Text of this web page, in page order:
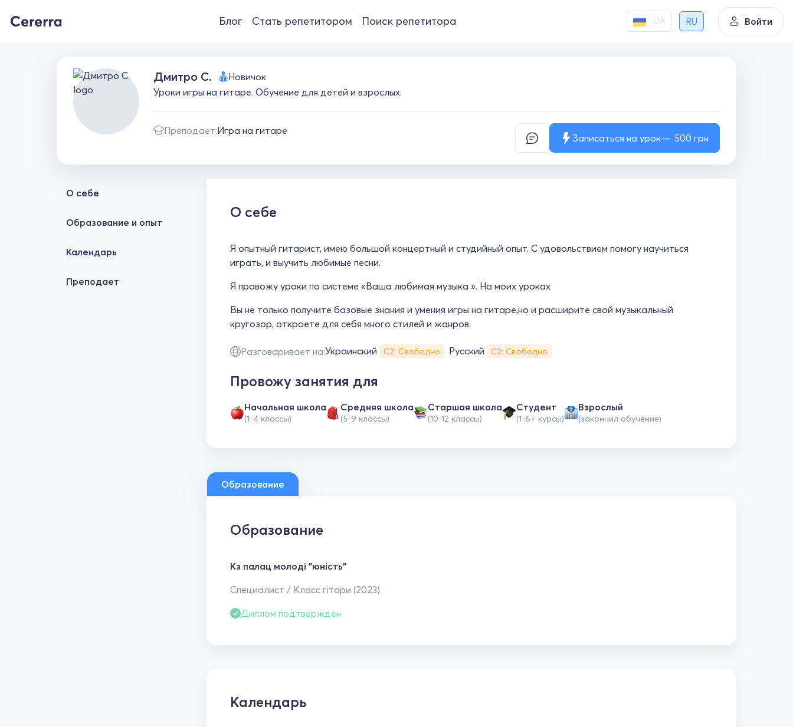
Блог Стать репетитором Поиск репетитора UA RU Войти
Дмитро С.
Новичок
Уроки игры на гитаре. Обучение для детей и взрослых.
Преподает:Игра на гитаре
Записаться на урок 500 грн
О себе
Образование и опыт
Календарь
Преподает
О себе
Я опытный гитарист, имею большой концертный и студийный опыт. С удовольствием помогу научиться
играть, и выучить любимые песни.
Я провожу уроки по системе «Ваша любимая музыка ». На моих уроках
Вы не только получите базовые знания и умения игры на гитаре,но и расширите свой музыкальный
кругозор, откроете для себя много стилей и жанров.
Разговаривает на:Украинский С2: Свободно Русский С2: Свободно
Провожу занятия для
Начальная школа
(1-4 классы)
Средняя школа
(5-9 классы)
Cтаршая школа
(10-12 классы)
Студент
(1-6+ курсы)
Взрослый
(закончил обучение)
Образование
Образование
Кз палац молоді "юність"
Специалист / Класс гітари (2023)
Диплом подтвержден
Календарь